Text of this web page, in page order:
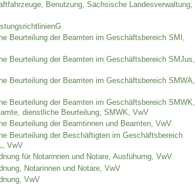
Benutzung, Sächsische Landesverwaltung,
Beurteilung der Beamten im Geschäftsbereich SMI,
Beurteilung der Beamten im Geschäftsbereich SMJus,
Beurteilung der Beamten im Geschäftsbereich SMWA,
Beurteilung der Beamten im Geschäftsbereich SMWK,
dienstliche Beurteilung, SMWK, VwV
Beurteilung der Beamtinnen und Beamten, VwV
Beurteilung der Beschäftigten im Geschäftsbereich
VwV
für Notarinnen und Notare, Ausfühurng, VwV
Notarinnen und Notare, VwV
VwV